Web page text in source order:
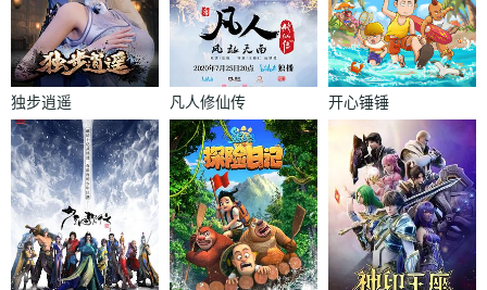
独步逍遥 凡人修仙传 开心锤锤